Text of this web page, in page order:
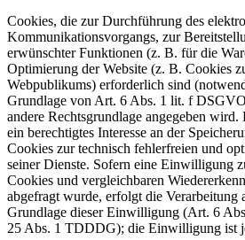
Cookies, die zur Durchführung des
Kommunikationsvorgangs, zur
erwünschter Funktionen (z. B. für die
Optimierung der Website (z. B. Cookies
Webpublikums) erforderlich sind
Grundlage von Art. 6 Abs. 1 lit. f
andere Rechtsgrundlage angegeben wird.
ein berechtigtes Interesse an der
Cookies zur technisch fehlerfreien und
seiner Dienste. Sofern eine Einwilligung
Cookies und vergleichbaren
abgefragt wurde, erfolgt die Verarbeitung
Grundlage dieser Einwilligung (Art. 6
25 Abs. 1 TDDDG); die Einwilligung ist